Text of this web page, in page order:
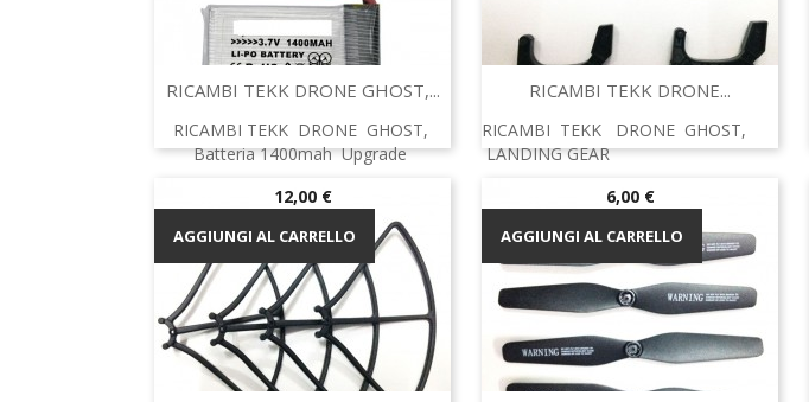
Anteprima
RICAMBI TEKK DRONE GHOST,...
RICAMBI TEKK DRONE GHOST,
Batteria 1400mah Upgrade
Prezzo
12,00 €
AGGIUNGI AL CARRELLO
Anteprima
RICAMBI TEKK DRONE...
RICAMBI TEKK DRONE GHOST,
LANDING GEAR
Prezzo
6,00 €
AGGIUNGI AL CARRELLO